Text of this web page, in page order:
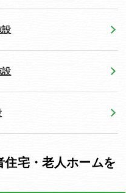
設
設
住宅・老人ホームを